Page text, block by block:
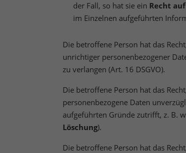
der Fall, so hat sie ein Recht
im Einzelnen aufgeführten
Die betroffene Person hat das
unrichtiger personenbezogener
zu verlangen (Art. 16 DSGVO).
Die betroffene Person hat das
personenbezogene Daten
aufgeführten Gründe zutrifft, z. B.
Löschung).
Die betroffene Person hat das